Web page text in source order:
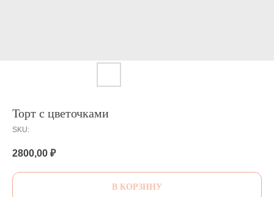
Торт с цветочками
SKU:
2800,00 ₽
В КОРЗИНУ